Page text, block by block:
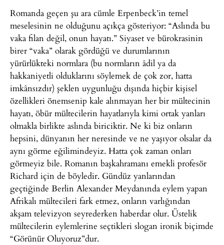
Romanda geçen şu ara cümle Erpenbeck’in temel
meselesinin ne olduğunu açıkça gösteriyor: “Aslında bu
vaka filan değil, onun hayatı.” Siyaset ve bürokrasinin
birer “vaka” olarak gördüğü ve durumlarının
yürürlükteki normlara (bu normların âdil ya da
hakkaniyetli olduklarını söylemek de çok zor, hatta
imkânsızdır) şeklen uygunluğu dışında hiçbir kişisel
özellikleri önemsenip kale alınmayan her bir mültecinin
hayatı, öbür mültecilerin hayatlarıyla kimi ortak yanları
olmakla birlikte aslında biriciktir. Ne ki biz onların
hepsini, dünyanın her neresinde ve ne yaşıyor olsalar da
aynı görme eğilimindeyiz. Hatta çok zaman onları
görmeyiz bile. Romanın başkahramanı emekli profesör
Richard için de böyledir. Gündüz yanlarından
geçtiğinde Berlin Alexander Meydanında eylem yapan
Afrikalı mültecileri fark etmez, onların varlığından
akşam televizyon seyrederken haberdar olur. Üstelik
mültecilerin eylemlerine seçtikleri slogan ironik biçimde
“Görünür Oluyoruz”dur.